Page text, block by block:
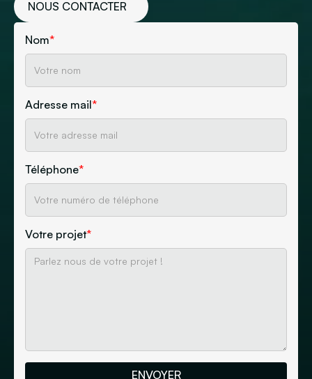
NOUS CONTACTER
Nom*
Adresse mail*
Téléphone*
Votre projet*